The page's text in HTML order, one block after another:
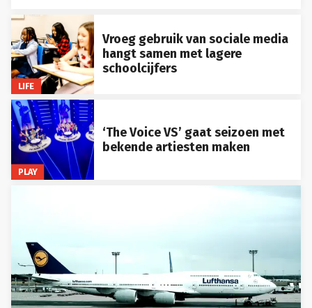
LIFE
Vroeg gebruik van sociale media
hangt samen met lagere
schoolcijfers
PLAY
‘The Voice VS’ gaat seizoen met
bekende artiesten maken